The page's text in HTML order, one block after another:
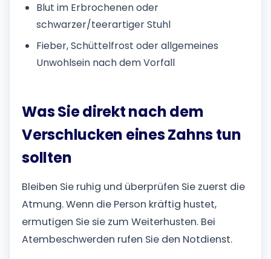
Blut im Erbrochenen oder
schwarzer/teerartiger Stuhl
Fieber, Schüttelfrost oder allgemeines
Unwohlsein nach dem Vorfall
Was Sie direkt nach dem
Verschlucken eines Zahns tun
sollten
Bleiben Sie ruhig und überprüfen Sie zuerst die
Atmung. Wenn die Person kräftig hustet,
ermutigen Sie sie zum Weiterhusten. Bei
Atembeschwerden rufen Sie den Notdienst.